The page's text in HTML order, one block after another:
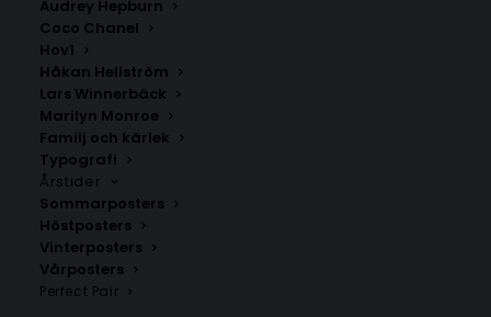
Audrey Hepburn
Coco Chanel
Hov1
Håkan Hellström
Lars Winnerbäck
Marilyn Monroe
Familj och kärlek
Typografi
Årstider
Sommarposters
Höstposters
Vinterposters
Vårposters
Perfect Pair
Vintage Penny Bunny Poster